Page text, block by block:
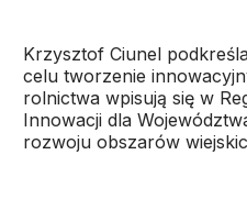
Krzysztof Ciunel
celu tworzenie
rolnictwa wpisują się w
Innowacji dla
rozwoju obszarów